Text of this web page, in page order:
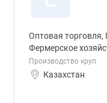
Оптовая торговля,
Фермерское
Производство круп
Казахстан